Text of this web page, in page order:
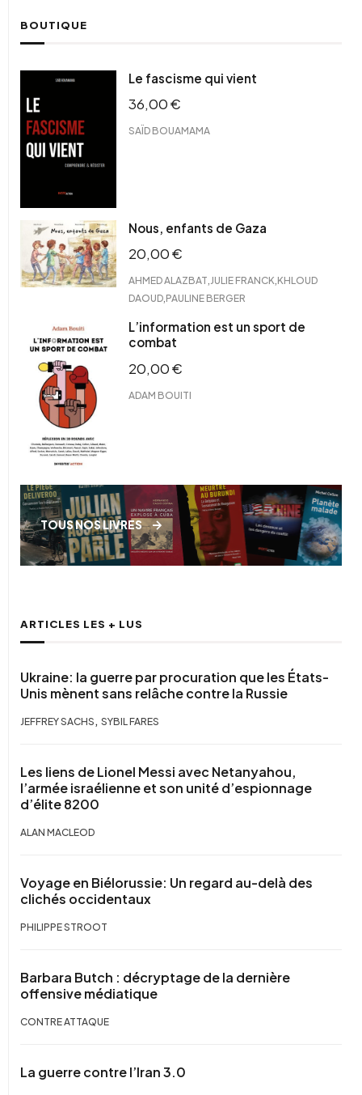
BOUTIQUE
Le fascisme qui vient
36,00€
SAÏD BOUAMAMA
Nous, enfants de Gaza
20,00€
AHMED ALAZBAT JULIE FRANCK KHLOUD
DAOUD PAULINE BERGER
L’information est un sport de
combat
20,00€
ADAM BOUITI
TOUS NOS LIVRES
ARTICLES LES + LUS
Ukraine: la guerre par procuration que les États-
Unis mènent sans relâche contre la Russie
JEFFREY SACHS , SYBIL FARES
Les liens de Lionel Messi avec Netanyahou,
l’armée israélienne et son unité d’espionnage
d’élite 8200
ALAN MACLEOD
Voyage en Biélorussie: Un regard au-delà des
clichés occidentaux
PHILIPPE STROOT
Barbara Butch : décryptage de la dernière
offensive médiatique
CONTRE ATTAQUE
La guerre contre l’Iran 3.0